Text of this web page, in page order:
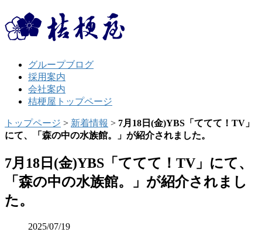
グループブログ
採用案内
会社案内
桔梗屋トップページ
トップページ > 新着情報 > 7月18日(金)YBS「ててて！TV」
にて、「森の中の水族館。」が紹介されました。
7月18日(金)YBS「ててて！TV」にて、
「森の中の水族館。」が紹介されまし
た。
2025/07/19